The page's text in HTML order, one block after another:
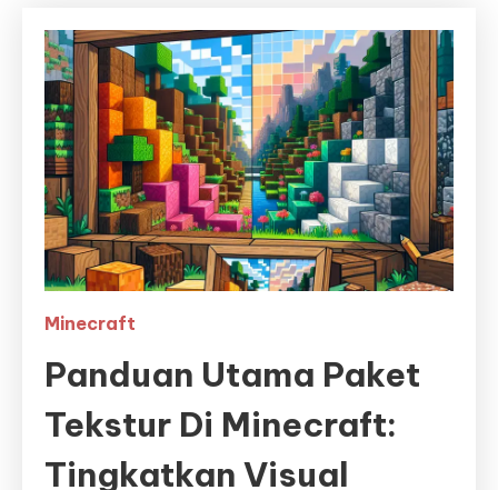
Minecraft
Panduan Utama Paket
Tekstur Di Minecraft:
Tingkatkan Visual